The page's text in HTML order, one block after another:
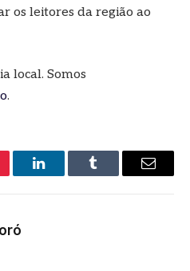
os leitores da região ao
local. Somos
.
LinkedInTumblr
E-